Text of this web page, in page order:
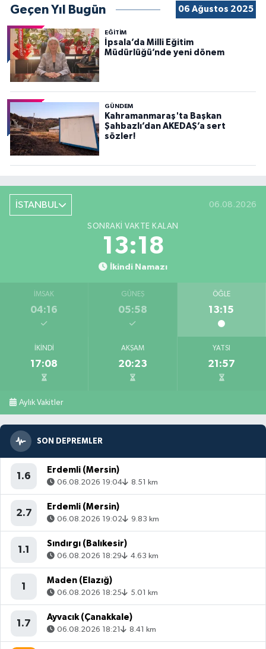
Geçen Yıl Bugün 06 Ağustos 2025
EĞİTİM
İpsala’da Milli Eğitim
Müdürlüğü’nde yeni dönem
GÜNDEM
Kahramanmaraş'ta Başkan
Şahbazlı’dan AKEDAŞ’a sert
sözler!
İSTANBUL 06.08.2026
SONRAKI VAKTE KALAN
13:16
İkindi Namazı
İMSAK
04:16
GÜNEŞ
05:58
ÖĞLE
13:15
İKINDI
17:08
AKŞAM
20:23
YATSI
21:57
Aylık Vakitler
SON DEPREMLER
1.6
Erdemli (Mersin)
06.08.2026 19:04 8.51 km
2.7
Erdemli (Mersin)
06.08.2026 19:02 9.83 km
1.1
Sındırgı (Balıkesir)
06.08.2026 18:29 4.63 km
1
Maden (Elazığ)
06.08.2026 18:25 5.01 km
1.7
Ayvacık (Çanakkale)
06.08.2026 18:21 8.41 km